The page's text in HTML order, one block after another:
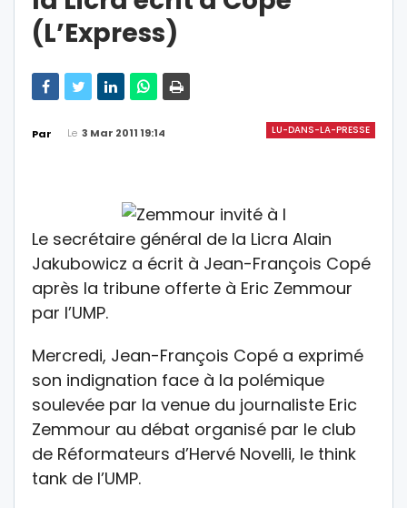
(L’Express)
LU-DANS-LA-PRESSE
Par Le 3 Mar 2011 19:14
Le secrétaire général de la Licra Alain
Jakubowicz a écrit à Jean-François Copé
après la tribune offerte à Eric Zemmour
par l’UMP.
Mercredi, Jean-François Copé a exprimé
son indignation face à la polémique
soulevée par la venue du journaliste Eric
Zemmour au débat organisé par le club
de Réformateurs d’Hervé Novelli, le think
tank de l’UMP.